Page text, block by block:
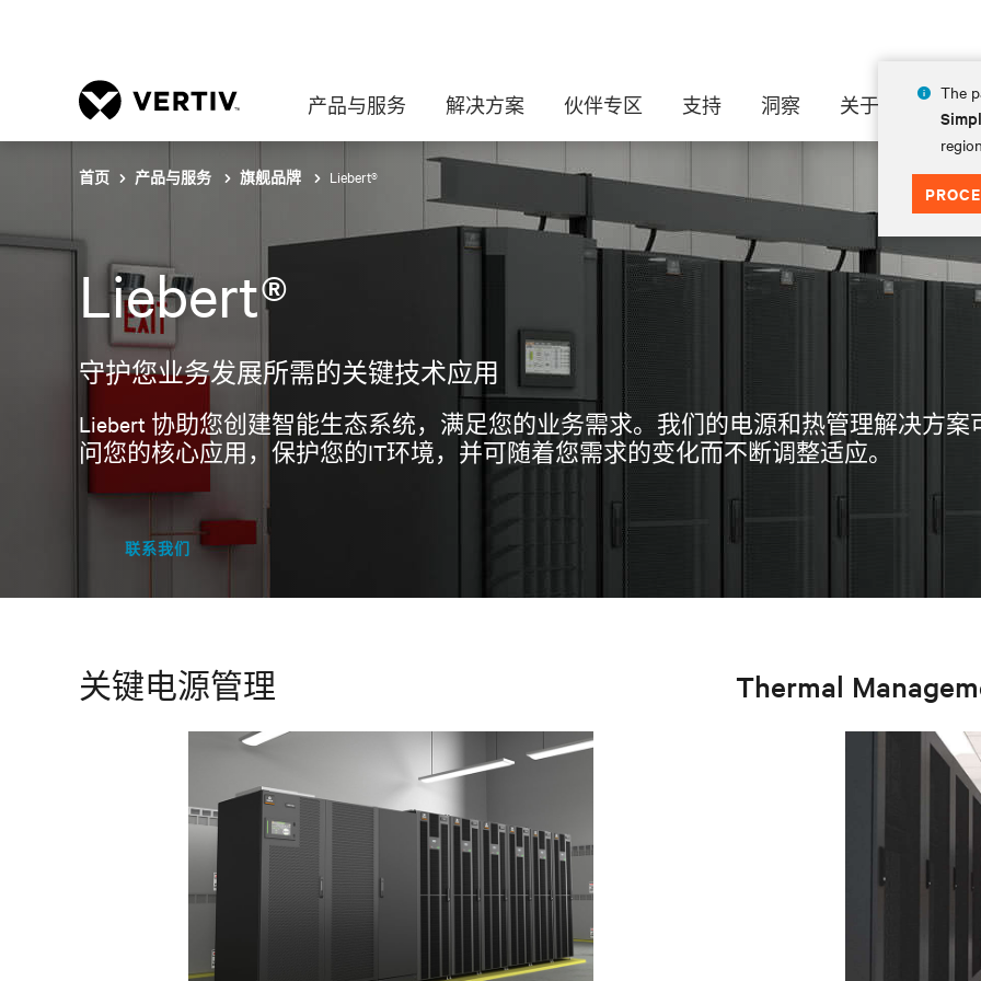
The
产品与服务 解决方案 伙伴专区 支持 洞察 关于
首页 产品与服务 旗舰品牌 Liebert®
Liebert®
守护您业务发展所需的关键技术应用
Liebert 协助您创建智能生态系统，满足您的业务需求。我们的电源和热管理解决方案
问您的核心应用，保护您的IT环境，并可随着您需求的变化而不断调整适应。
联系我们
关键电源管理 Thermal